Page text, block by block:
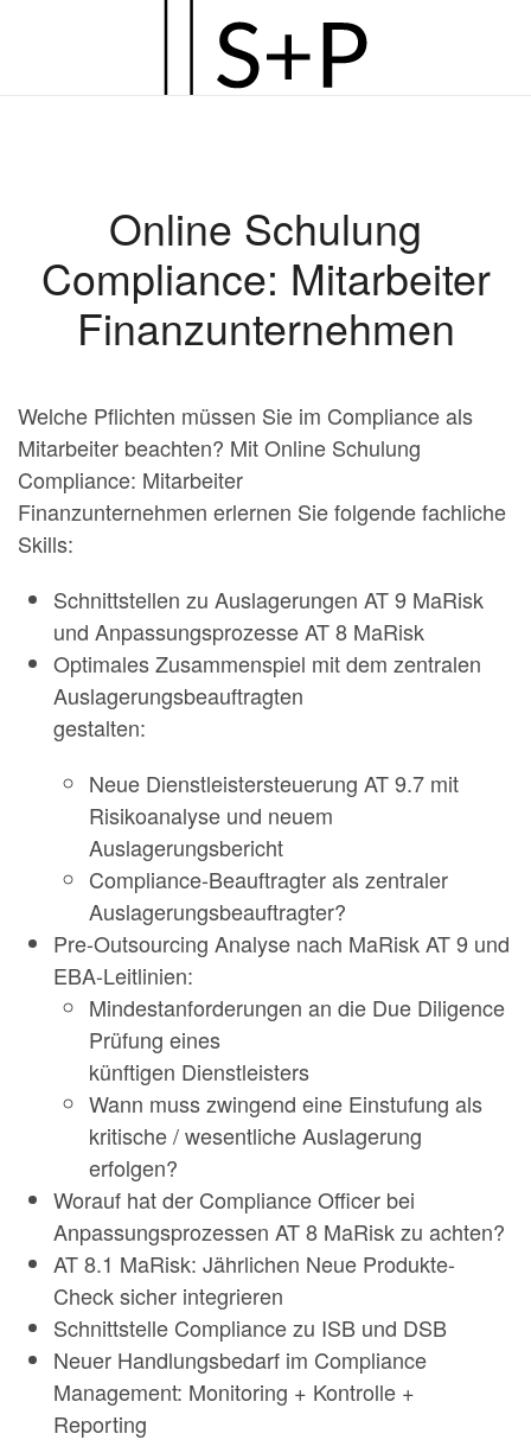
Online Schulung
Compliance: Mitarbeiter
Finanzunternehmen
Welche Pflichten müssen Sie im Compliance als
Mitarbeiter beachten? Mit Online Schulung
Compliance: Mitarbeiter
Finanzunternehmen erlernen Sie folgende fachliche
Skills:
Schnittstellen zu Auslagerungen AT 9 MaRisk
und Anpassungsprozesse AT 8 MaRisk
Optimales Zusammenspiel mit dem zentralen
Auslagerungsbeauftragten
gestalten:
Neue Dienstleistersteuerung AT 9.7 mit
Risikoanalyse und neuem
Auslagerungsbericht
Compliance-Beauftragter als zentraler
Auslagerungsbeauftragter?
Pre-Outsourcing Analyse nach MaRisk AT 9 und
EBA-Leitlinien:
Mindestanforderungen an die Due Diligence
Prüfung eines
künftigen Dienstleisters
Wann muss zwingend eine Einstufung als
kritische / wesentliche Auslagerung
erfolgen?
Worauf hat der Compliance Officer bei
Anpassungsprozessen AT 8 MaRisk zu achten?
AT 8.1 MaRisk: Jährlichen Neue Produkte-
Check sicher integrieren
Schnittstelle Compliance zu ISB und DSB
Neuer Handlungsbedarf im Compliance
Management: Monitoring + Kontrolle +
Reporting